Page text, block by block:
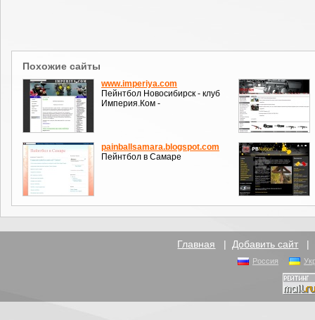
Похожие сайты
www.imperiya.com
Пейнтбол Новосибирск - клуб
Империя.Ком -
painballsamara.blogspot.com
Пейнтбол в Самаре
Главная | Добавить сайт |
Россия